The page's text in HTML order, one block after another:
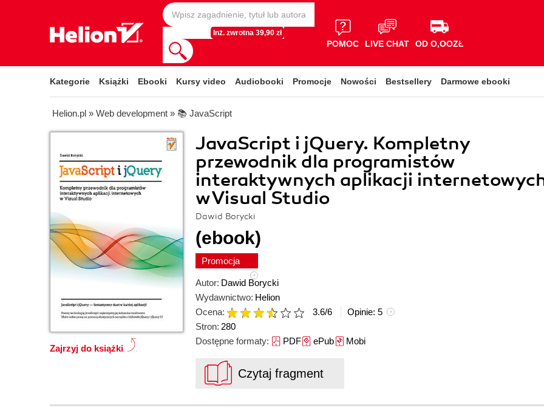
Inż. zwrotna 39,90 zł
POMOC LIVE CHAT OD O,OOZŁ
Kategorie Książki Ebooki Kursy video Audiobooki Promocje Nowości Bestsellery Darmowe ebooki
Helion.pl » Web development » 📚 JavaScript
JavaScript i jQuery. Kompletny
przewodnik dla programistów
interaktywnych aplikacji
w Visual Studio
Dawid Borycki
(ebook)
Promocja
Zajrzyj do książki
Autor: Dawid Borycki
Wydawnictwo: Helion
Ocena:
3.6/6 Opinie: 5
Stron: 280
Dostępne formaty: PDFePubMobi
Czytaj fragment